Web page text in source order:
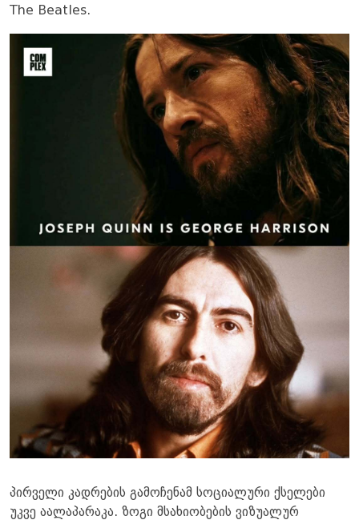
The Beatles.
პირველი კადრების გამოჩენამ სოციალური ქსელები
უკვე აალაპარაკა. ზოგი მსახიობების ვიზუალურ